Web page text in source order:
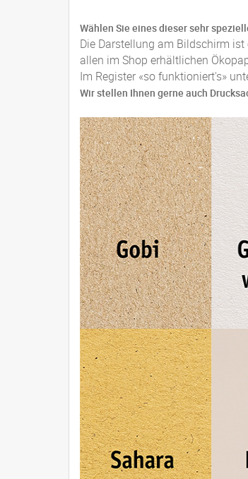
Wählen Sie eines dieser sehr
Die Darstellung am Bildschirm
allen im Shop erhältlichen
Im Register «so funktioniert's»
Wir stellen Ihnen gerne auch